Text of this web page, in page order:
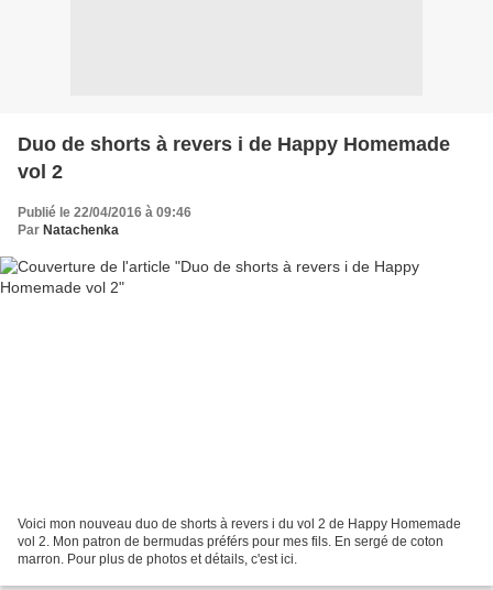
Duo de shorts à revers i de Happy Homemade
vol 2
Publié le 22/04/2016 à 09:46
Par Natachenka
Voici mon nouveau duo de shorts à revers i du vol 2 de Happy Homemade
vol 2. Mon patron de bermudas préférs pour mes fils. En sergé de coton
marron. Pour plus de photos et détails, c'est ici.